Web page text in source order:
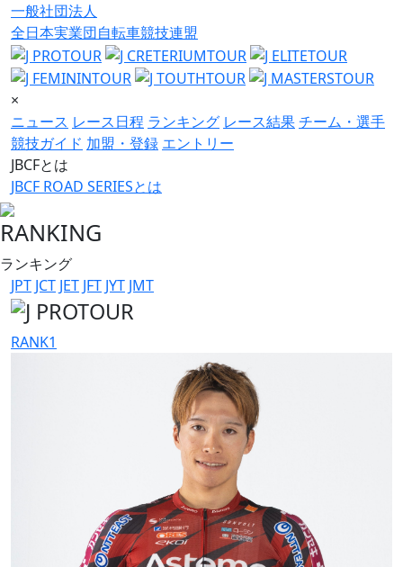
一般社団法人
全日本実業団自転車競技連盟
×
ニュース レース日程 ランキング レース結果チーム・選手
競技ガイド 加盟・登録 エントリー
JBCFとは
JBCF ROAD SERIESとは
RANKING
ランキング
JPT JCT JET JFT JYT JMT
RANK1